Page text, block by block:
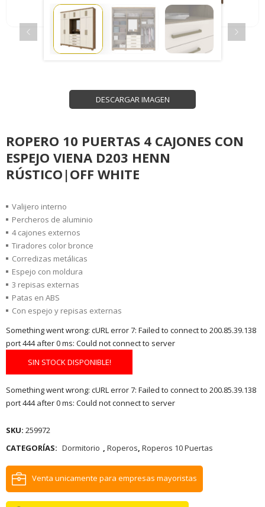
DESCARGAR IMAGEN
ROPERO 10 PUERTAS 4 CAJONES CON
ESPEJO VIENA D203 HENN
RÚSTICO|OFF WHITE
Valijero interno
Percheros de aluminio
4 cajones externos
Tiradores color bronce
Corredizas metálicas
Espejo con moldura
3 repisas externas
Patas en ABS
Con espejo y repisas externas
Something went wrong: cURL error 7: Failed to connect to 200.85.39.138
port 444 after 0 ms: Could not connect to server
SIN STOCK DISPONIBLE!
Something went wrong: cURL error 7: Failed to connect to 200.85.39.138
port 444 after 0 ms: Could not connect to server
SKU: 259972
CATEGORÍAS: Dormitorio , Roperos, Roperos 10 Puertas
Venta unicamente para empresas mayoristas